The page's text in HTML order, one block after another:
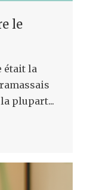
le
était la
plupart...